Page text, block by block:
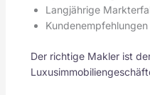
Langjährige
Der richtige Makler ist